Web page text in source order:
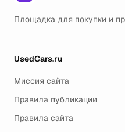
Площадка для покупки и
UsedCars.ru
Миссия сайта
Правила публикации
Правила сайта